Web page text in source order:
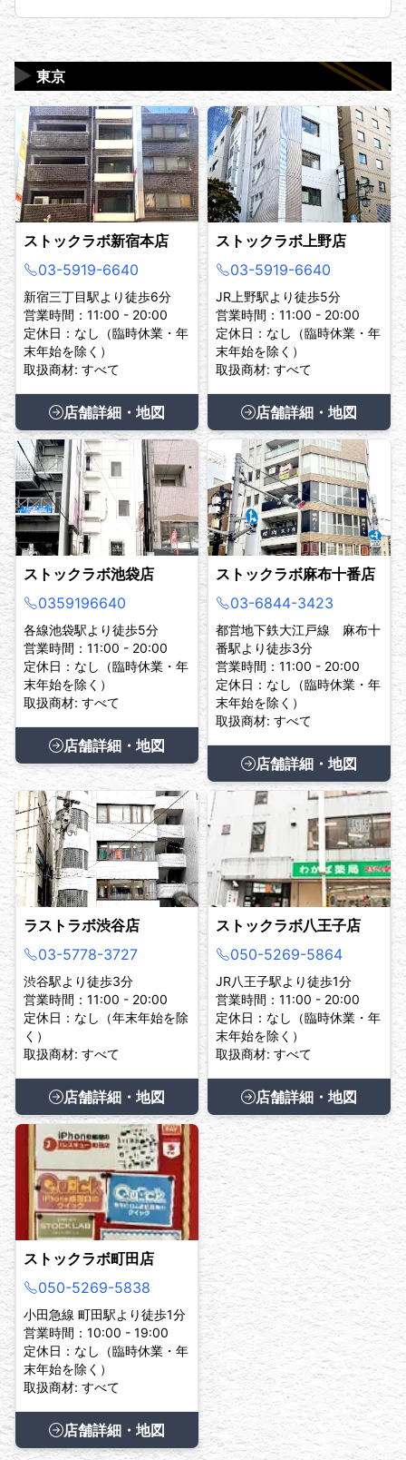
東京
▶
ストックラボ新宿本店
03-5919-6640
新宿三丁目駅より徒歩6分
営業時間：11:00 - 20:00
定休日：なし（臨時休業・年
末年始を除く）
取扱商材: すべて
店舗詳細・地図
ストックラボ上野店
03-5919-6640
JR上野駅より徒歩5分
営業時間：11:00 - 20:00
定休日：なし（臨時休業・年
末年始を除く）
取扱商材: すべて
店舗詳細・地図
ストックラボ池袋店
0359196640
各線池袋駅より徒歩5分
営業時間：11:00 - 20:00
定休日：なし（臨時休業・年
末年始を除く）
取扱商材: すべて
店舗詳細・地図
ストックラボ麻布十番店
03-6844-3423
都営地下鉄大江戸線 麻布十
番駅より徒歩3分
営業時間：11:00 - 20:00
定休日：なし（臨時休業・年
末年始を除く）
取扱商材: すべて
店舗詳細・地図
ラストラボ渋谷店
03-5778-3727
渋谷駅より徒歩3分
営業時間：11:00 - 20:00
定休日：なし（年末年始を除
く）
取扱商材: すべて
店舗詳細・地図
ストックラボ八王子店
050-5269-5864
JR八王子駅より徒歩1分
営業時間：11:00 - 20:00
定休日：なし（臨時休業・年
末年始を除く）
取扱商材: すべて
店舗詳細・地図
ストックラボ町田店
050-5269-5838
小田急線 町田駅より徒歩1分
営業時間：10:00 - 19:00
定休日：なし（臨時休業・年
末年始を除く）
取扱商材: すべて
店舗詳細・地図